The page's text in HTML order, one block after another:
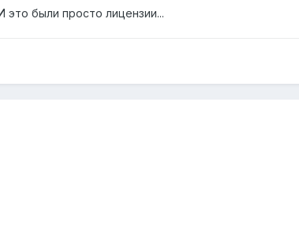
это были просто лицензии...